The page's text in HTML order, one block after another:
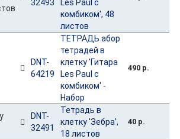
32493
Les Paul с
комбиком', 48
листов
DNT-
64219
ТЕТРАДЬ абор
тетрадей в
клетку 'Гитара
Les Paul с
комбиком' -
Набор
490 р.
DNT-
32491
Тетрадь в
клетку 'Зебра',
18 листов
40 р.